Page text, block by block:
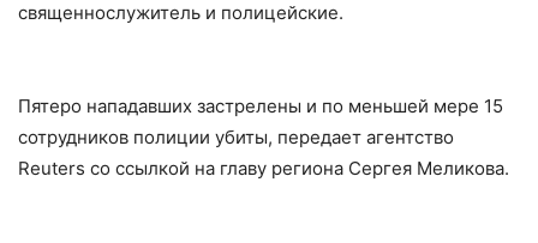
священнослужитель и полицейские.
Пятеро нападавших застрелены и по меньшей мере 15
сотрудников полиции убиты, передает агентство
Reuters со ссылкой на главу региона Сергея Меликова.